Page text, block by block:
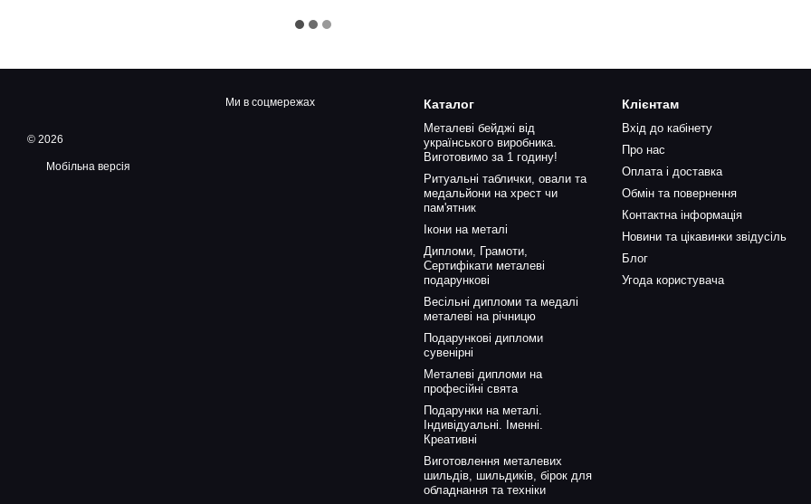
© 2026
Мобільна версія
Ми в соцмережах Каталог
Металеві бейджі від
українського виробника.
Виготовимо за 1 годину!
Ритуальні таблички, овали та
медальйони на хрест чи
пам'ятник
Ікони на металі
Дипломи, Грамоти,
Сертифікати металеві
подарункові
Весільні дипломи та медалі
металеві на річницю
Подарункові дипломи
сувенірні
Металеві дипломи на
професійні свята
Подарунки на металі.
Індивідуальні. Іменні.
Креативні
Виготовлення металевих
шильдів, шильдиків, бірок для
обладнання та техніки
Клієнтам
Вхід до кабінету
Про нас
Оплата і доставка
Обмін та повернення
Контактна інформація
Новини та цікавинки звідусіль
Блог
Угода користувача